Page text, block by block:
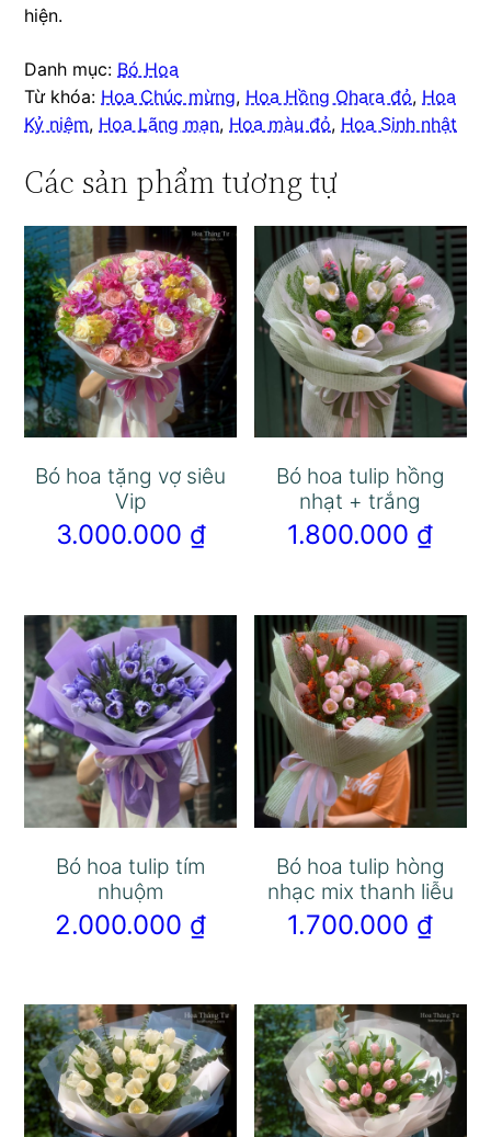
hiện.
Danh mục: Bó Hoa
Từ khóa: Hoa Chúc mừng, Hoa Hồng Ohara đỏ, Hoa
Kỷ niệm, Hoa Lãng mạn, Hoa màu đỏ, Hoa Sinh nhật
Các sản phẩm tương tự
Bó hoa tặng vợ siêu
Vip
3.000.000 ₫
Bó hoa tulip hồng
nhạt + trắng
1.800.000 ₫
Bó hoa tulip tím
nhuộm
2.000.000 ₫
Bó hoa tulip hòng
nhạc mix thanh liễu
1.700.000 ₫